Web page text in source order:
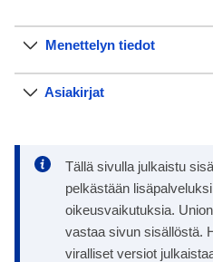
Menettelyn tiedot
Asiakirjat
Tällä sivulla julkaistu
pelkästään
oikeusvaikutuksia.
vastaa sivun sisällöstä.
viralliset versiot